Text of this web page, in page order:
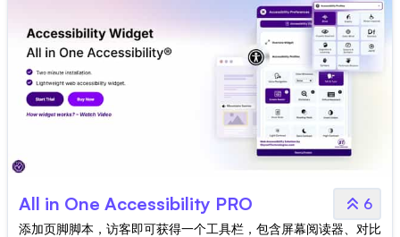
All in One Accessibility PRO 6
添加页脚脚本，访客即可获得一个工具栏，包含屏幕阅读器、对比